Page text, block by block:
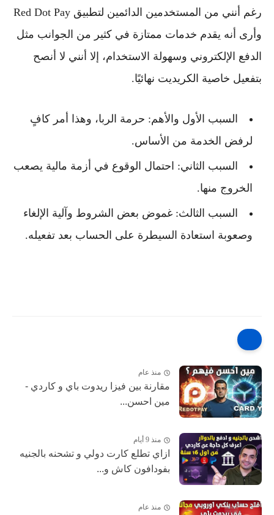
رغم أنني من المستخدمين الدائمين لتطبيق Red Dot Pay
وأرى أنه يقدم خدمات ممتازة في كثير من الجوانب مثل
الدفع الإلكتروني وسهولة الاستخدام، إلا أنني لا أنصح
بتفعيل خاصية الكريديت نهائيًا.
السبب الأول والأهم: حرمة الربا، وهذا أمر كافٍ
لرفض الخدمة من الأساس.
السبب الثاني: احتمال الوقوع في أزمة مالية يصعب
الخروج منها.
السبب الثالث: غموض بعض الشروط وآلية الإلغاء
وصعوبة استعادة السيطرة على الحساب بعد تفعيله.
منذ عام
مقارنة بين فيزا ريدوت باي و كاردي -
مين احسن...
منذ 9 أيام
ازاي تطلع كارت دولي و تشحنه بالجنيه
بفودافون كاش و...
منذ عام